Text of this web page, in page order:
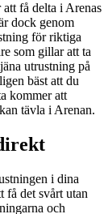
att få delta i Arenas
dock genom
för riktiga
som gillar att ta
utrustning på
bäst att du
kommer att
tävla i Arenan.
i dina
få det svårt utan
och